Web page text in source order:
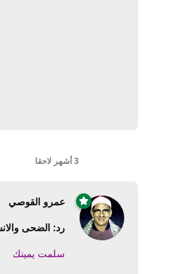
3 أشهر لاحقا
عمرو القوصي
رد: الضحى
سلمت يمينك